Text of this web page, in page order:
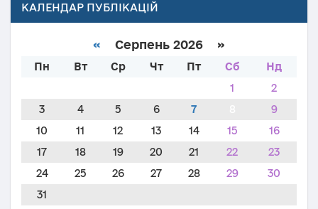
КАЛЕНДАР ПУБЛІКАЦІЙ
« Серпень 2026 »
Пн Вт Ср Чт Пт Сб
Нд
1
2
3
4 5 6 7
9
10
11 12 13 14 15
16
17
18 19 20 21 22
23
24
25 26 27 28 29
30
31